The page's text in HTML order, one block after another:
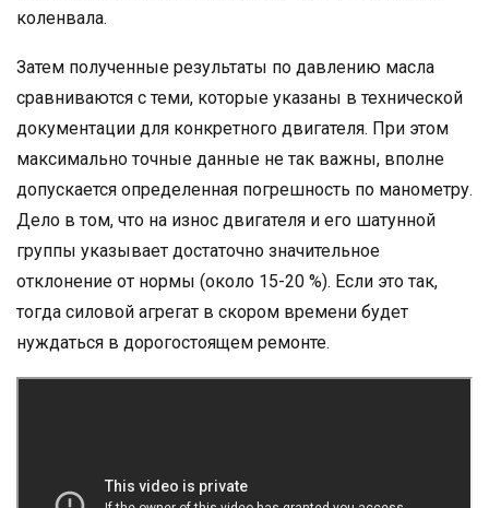
коленвала.
Затем полученные результаты по давлению масла
сравниваются с теми, которые указаны в технической
документации для конкретного двигателя. При этом
максимально точные данные не так важны, вполне
допускается определенная погрешность по манометру.
Дело в том, что на износ двигателя и его шатунной
группы указывает достаточно значительное
отклонение от нормы (около 15-20 %). Если это так,
тогда силовой агрегат в скором времени будет
нуждаться в дорогостоящем ремонте.